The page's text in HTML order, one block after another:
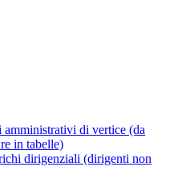
amministrativi di vertice (da
in tabelle)
dirigenziali (dirigenti non